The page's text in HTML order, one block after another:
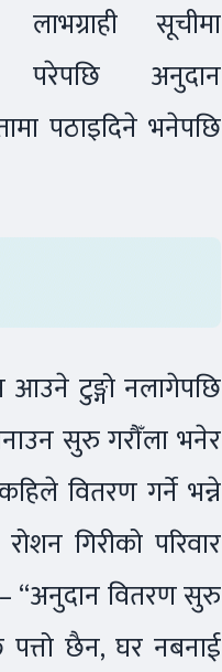
लाभग्राही सूचीमा
परेपछि अनुदान
पठाइदिने भनेपछि
आउने टुङ्गो नलागेपछि
सुरु गरौँला भनेर
वितरण गर्ने भन्ने
गिरीको परिवार
“अनुदान वितरण सुरु
छैन, घर नबनाई